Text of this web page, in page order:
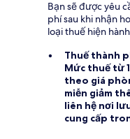
Bạn sẽ được yêu
phí sau khi nhận
loại thuế hiện
Thuế thành
Mức thuế từ
theo giá
miễn giảm
liên hệ nơi
cung cấp